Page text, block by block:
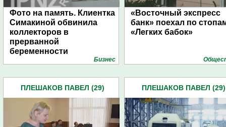
Фото на память. Клиентка
Симакиной обвинила
коллекторов в
прерванной
беременности
Бизнес
«Восточный экспресс
банк» поехал по
«Легких бабок»
ПЛЕШАКОВ ПАВЕЛ (29) ПЛЕШАКОВ ПАВЕЛ (29)